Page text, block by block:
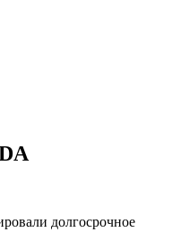
долгосрочное